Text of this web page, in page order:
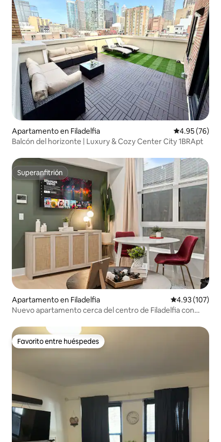
Apartamento en Filadelfia Calificación
4.95 (76)
Balcón del horizonte | Luxury & Cozy Center City 1BRApt
Superanfitrión
Superanfitrión
Apartamento en Filadelfia Calificación
4.93 (107)
Nuevo apartamento cerca del centro de Filadelfia con
Favorito entre huéspedes
Favorito entre huéspedes